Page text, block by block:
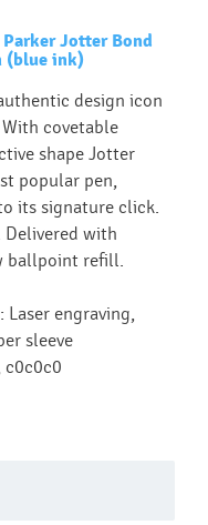
Parker Jotter Bond
(blue ink)
design icon
covetable
shape Jotter
popular pen,
its signature click.
Delivered with
ballpoint refill.
: Laser engraving,
sleeve
c0c0c0